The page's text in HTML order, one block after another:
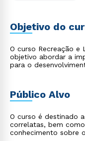
Objetivo do
O curso Recreação e
objetivo abordar a
para o
Público Alvo
O curso é destinado
correlatas, bem
conhecimento sobre